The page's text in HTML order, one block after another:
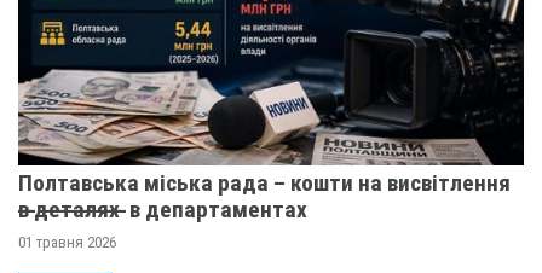
Полтавська міська рада – кошти на висвітлення
в̶ ̶д̶е̶т̶а̶л̶я̶х̶ ̶ в департаментах
01 травня 2026